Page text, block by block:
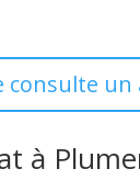
consulte
à